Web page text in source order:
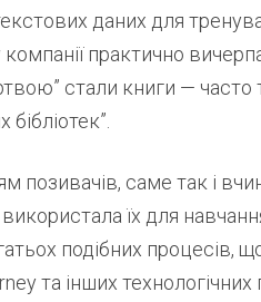
даних для
практично
стали книги — часто
позивачів, саме так і
їх для
подібних процесів,
та інших технологічних